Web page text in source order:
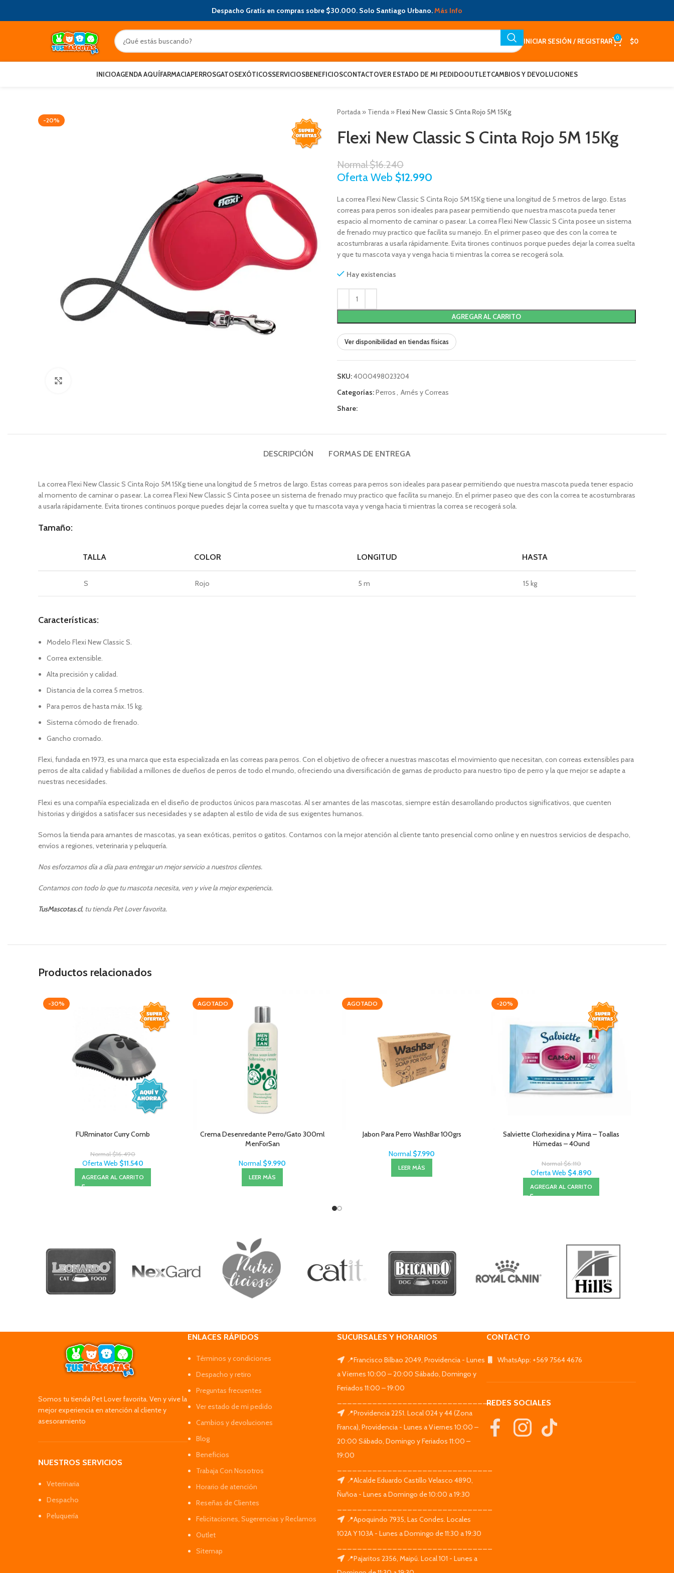
Despacho Gratis en compras sobre $30.000. Solo Santiago Urbano.Más Info
INICIAR SESIÓN / REGISTRAR 0 $0
INICIOAGENDA AQUÍFARMACIAPERROSGATOSEXÓTICOSSERVICIOSBENEFICIOSCONTACTOVER ESTADO DE MI PEDIDOOUTLETCAMBIOS Y DEVOLUCIONES
-20%
Portada » Tienda » Flexi New Classic S Cinta Rojo 5M 15Kg
Flexi New Classic S Cinta Rojo 5M 15Kg
Normal$16.240
Oferta Web $12.990
La correa Flexi New Classic S Cinta Rojo 5M 15Kg tiene una longitud de 5 metros de largo. Estas
correas para perros son ideales para pasear permitiendo que nuestra mascota pueda tener
espacio al momento de caminar o pasear. La correa Flexi New Classic S Cinta posee un sistema
de frenado muy practico que facilita su manejo. En el primer paseo que des con la correa te
acostumbraras a usarla rápidamente. Evita tirones continuos porque puedes dejar la correa suelta
y que tu mascota vaya y venga hacia ti mientras la correa se recogerá sola.
Hay existencias
AGREGAR AL CARRITO
Ver disponibilidad en tiendas físicas
SKU:4000498023204
Categorías:Perros, Arnés y Correas
Share:
DESCRIPCIÓN FORMAS DE ENTREGA
La correa Flexi New Classic S Cinta Rojo 5M 15Kg tiene una longitud de 5 metros de largo. Estas correas para perros son ideales para pasear permitiendo que nuestra mascota pueda tener espacio
al momento de caminar o pasear. La correa Flexi New Classic S Cinta posee un sistema de frenado muy practico que facilita su manejo. En el primer paseo que des con la correa te acostumbraras
a usarla rápidamente. Evita tirones continuos porque puedes dejar la correa suelta y que tu mascota vaya y venga hacia ti mientras la correa se recogerá sola.
Tamaño:
TALLA COLOR LONGITUD HASTA
S Rojo 5 m 15 kg
Características:
Modelo Flexi New Classic S.
Correa extensible.
Alta precisión y calidad.
Distancia de la correa 5 metros.
Para perros de hasta máx. 15 kg.
Sistema cómodo de frenado.
Gancho cromado.
Flexi, fundada en 1973, es una marca que esta especializada en las correas para perros. Con el objetivo de ofrecer a nuestras mascotas el movimiento que necesitan, con correas extensibles para
perros de alta calidad y fiabilidad a millones de dueños de perros de todo el mundo, ofreciendo una diversificación de gamas de producto para nuestro tipo de perro y la que mejor se adapte a
nuestras necesidades.
Flexi es una compañía especializada en el diseño de productos únicos para mascotas. Al ser amantes de las mascotas, siempre están desarrollando productos significativos, que cuenten
historias y dirigidos a satisfacer sus necesidades y se adapten al estilo de vida de sus exigentes humanos.
Somos la tienda para amantes de mascotas, ya sean exóticas, perritos o gatitos. Contamos con la mejor atención al cliente tanto presencial como online y en nuestros servicios de despacho,
envíos a regiones, veterinaria y peluquería.
Nos esforzamos día a día para entregar un mejor servicio a nuestros clientes.
Contamos con todo lo que tu mascota necesita, ven y vive la mejor experiencia.
TusMascotas.cl, tu tienda Pet Lover favorita.
Productos relacionados
-30%
FURminator Curry Comb
Normal$16.490
Oferta Web $11.540
AGREGAR AL CARRITO
AGOTADO
Crema Desenredante Perro/Gato 300ml
MenForSan
Normal $9.990
LEER MÁS
AGOTADO
Jabon Para Perro WashBar 100grs
Normal $7.990
LEER MÁS
-20%
Salviette Clorhexidina y Mirra – Toallas
Húmedas – 40und
Normal$6.110
Oferta Web $4.890
AGREGAR AL CARRITO
Somos tu tienda Pet Lover favorita. Ven y vive la
mejor experiencia en atención al cliente y
asesoramiento
NUESTROS SERVICIOS
Veterinaria
Despacho
Peluquería
ENLACES RÁPIDOS
Términos y condiciones
Despacho y retiro
Preguntas frecuentes
Ver estado de mi pedido
Cambios y devoluciones
Blog
Beneficios
Trabaja Con Nosotros
Horario de atención
Reseñas de Clientes
Felicitaciones, Sugerencias y Reclamos
Outlet
Sitemap
SUCURSALES Y HORARIOS
📍Francisco Bilbao 2049, Providencia - Lunes
a Viernes 10:00 – 20:00 Sábado, Domingo y
Feriados 11:00 – 19:00
_______________________________
📍Providencia 2251. Local 024 y 44 (Zona
Franca), Providencia - Lunes a Viernes 10:00 –
20:00 Sábado, Domingo y Feriados 11:00 –
19:00
📍Alcalde Eduardo Castillo Velasco 4890,
Ñuñoa - Lunes a Domingo de 10:00 a 19:30
📍Apoquindo 7935, Las Condes. Locales
102A Y 103A - Lunes a Domingo de 11:30 a 19:30
📍Pajaritos 2356, Maipú. Local 101 - Lunes a
CONTACTO
WhatsApp: +569 7564 4676
REDES SOCIALES